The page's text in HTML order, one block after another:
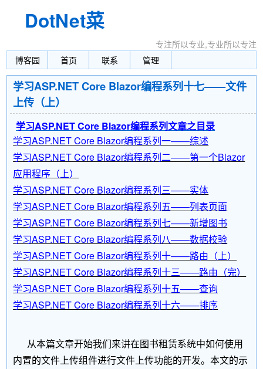
DotNet菜
园
专注所以专业,专业所以专注
博客园
首页 联系 管理
学习ASP.NET Core Blazor编程系列十七——文件
上传（上）
学习ASP.NET Core Blazor编程系列文章之目录
学习ASP.NET Core Blazor编程系列一——综述
学习ASP.NET Core Blazor编程系列二——第一个Blazor
应用程序（上）
学习ASP.NET Core Blazor编程系列三——实体
学习ASP.NET Core Blazor编程系列五——列表页面
学习ASP.NET Core Blazor编程系列七——新增图书
学习ASP.NET Core Blazor编程系列八——数据校验
学习ASP.NET Core Blazor编程系列十——路由（上）
学习ASP.NET Core Blazor编程系列十三——路由（完）
学习ASP.NET Core Blazor编程系列十五——查询
学习ASP.NET Core Blazor编程系列十六——排序
从本篇文章开始我们来讲在图书租赁系统中如何使用
内置的文件上传组件进行文件上传功能的开发。本文的示